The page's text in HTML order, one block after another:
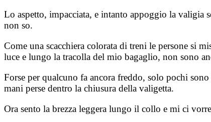
Lo aspetto, impacciata, e intanto appoggio la valigia
non so.
Come una scacchiera colorata di treni le persone si
luce e lungo la tracolla del mio bagaglio, non sono
Forse per qualcuno fa ancora freddo, solo pochi
mani perse dentro la chiusura della valigetta.
Ora sento la brezza leggera lungo il collo e mi ci